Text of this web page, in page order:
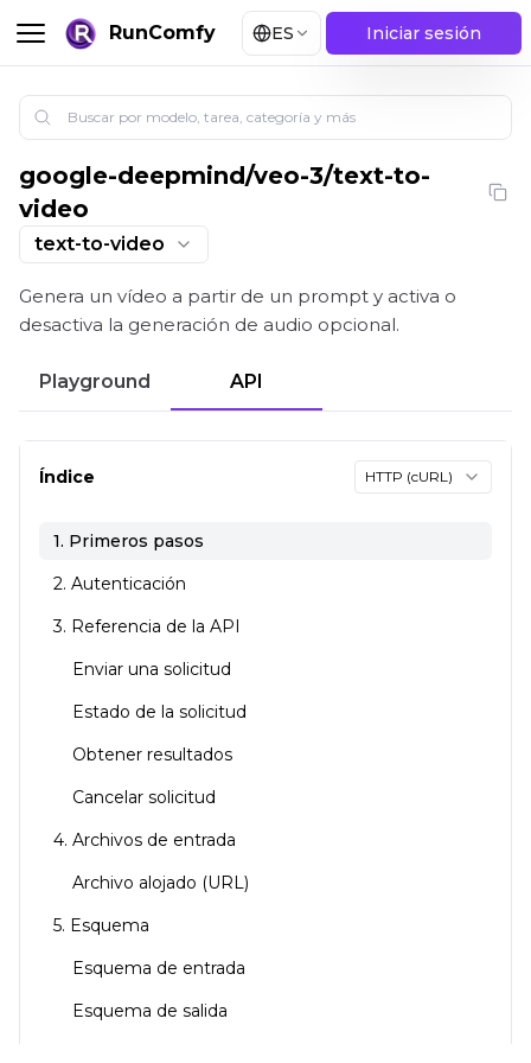
RunComfy ES Iniciar sesión
Google Veo 3 texto a vídeo con audio opcional |
google-deepmind/veo-3/text-to-
video
text-to-video
Genera un vídeo a partir de un prompt y activa o
desactiva la generación de audio opcional.
Playground API
Índice HTTP (cURL)
1. Primeros pasos
2. Autenticación
3. Referencia de la API
Enviar una solicitud
Estado de la solicitud
Obtener resultados
Cancelar solicitud
4. Archivos de entrada
Archivo alojado (URL)
5. Esquema
Esquema de entrada
Esquema de salida